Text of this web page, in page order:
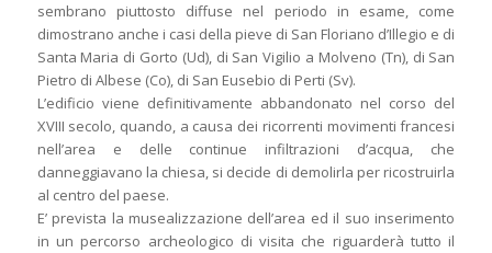
sembrano piuttosto diffuse nel periodo in esame, come
dimostrano anche i casi della pieve di San Floriano d’Illegio e di
Santa Maria di Gorto (Ud), di San Vigilio a Molveno (Tn), di San
Pietro di Albese (Co), di San Eusebio di Perti (Sv).
L’edificio viene definitivamente abbandonato nel corso del
XVIII secolo, quando, a causa dei ricorrenti movimenti francesi
nell’area e delle continue infiltrazioni d’acqua, che
danneggiavano la chiesa, si decide di demolirla per ricostruirla
al centro del paese.
E’ prevista la musealizzazione dell’area ed il suo inserimento
in un percorso archeologico di visita che riguarderà tutto il